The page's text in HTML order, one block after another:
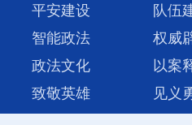
平安建设
队伍
智能政法
权威
政法文化
以案
致敬英雄
见义